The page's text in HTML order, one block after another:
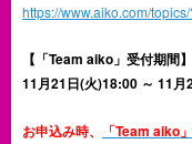
https://www.aiko.com/
【「Team aiko」受付期間】
11月21日(火)18:00 ～ 11
お申込み時、 「Team aiko